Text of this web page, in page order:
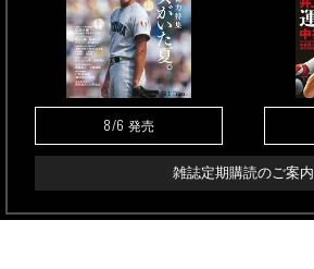
8/6 発売
雑誌定期購読のご案内